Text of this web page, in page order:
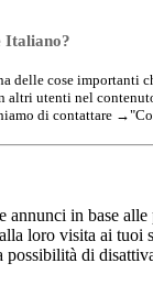
Italiano?
delle cose
utenti nel
di contattare →
in base
loro visita ai
di